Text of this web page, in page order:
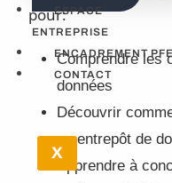
ESPACE
ENTREPRISE
ENCADREMENT PFE
CONTACT
X
pour:
Comprendre les
données
Découvrir
un entrepôt de
Apprendre à